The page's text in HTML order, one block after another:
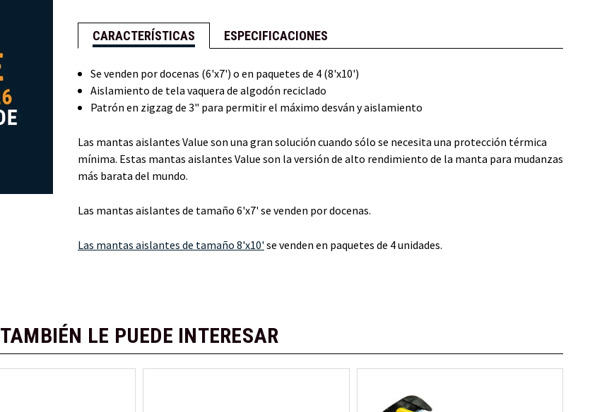
CARACTERÍSTICAS ESPECIFICACIONES
Se venden por docenas (6'x7') o en paquetes de 4 (8'x10')
Aislamiento de tela vaquera de algodón reciclado
Patrón en zigzag de 3" para permitir el máximo desván y aislamiento
Las mantas aislantes Value son una gran solución cuando sólo se necesita una protección térmica
mínima. Estas mantas aislantes Value son la versión de alto rendimiento de la manta para mudanzas
más barata del mundo.
Las mantas aislantes de tamaño 6'x7' se venden por docenas.
Las mantas aislantes de tamaño 8'x10'se venden en paquetes de 4 unidades.
TAMBIÉN LE PUEDE INTERESAR